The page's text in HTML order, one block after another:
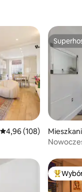
Średnia ocena: 4,96 na
4,96 (108)
gości